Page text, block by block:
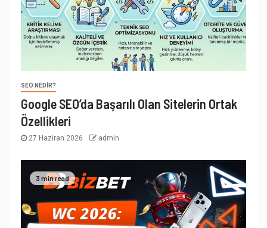
SEO NEDIR?
Google SEO’da Başarılı Olan Sitelerin Ortak
Özellikleri
27 Haziran 2026 admin
3 min read